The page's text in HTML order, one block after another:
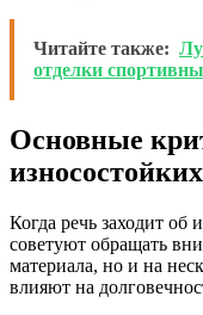
Читайте также:
отделки
Основные
Когда речь заходит об
советуют обращать
материала, но и на
влияют на